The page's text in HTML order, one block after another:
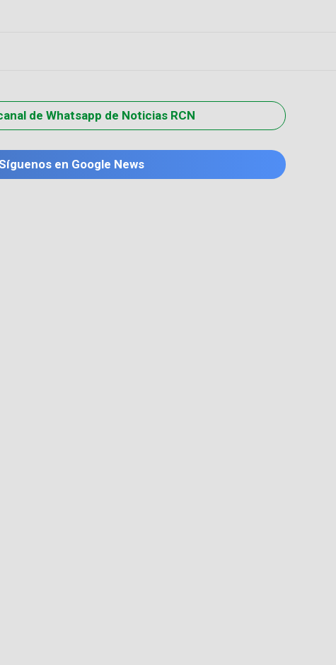
de Whatsapp de Noticias RCN
en Google News